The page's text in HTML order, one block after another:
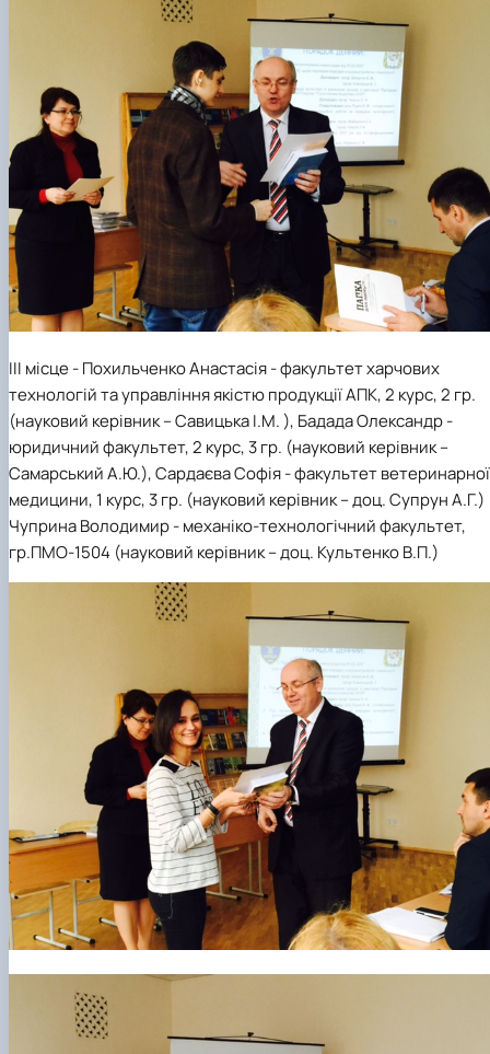
ІІІ місце - Похильченко Анастасія - факультет харчових
технологій та управління якістю продукції АПК, 2 курс, 2 гр.
(науковий керівник – Савицька І.М. ), Бадада Олександр -
юридичний факультет, 2 курс, 3 гр. (науковий керівник –
Самарський А.Ю.), Сардаєва Софія - факультет ветеринарної
медицини, 1 курс, 3 гр. (науковий керівник – доц. Супрун А.Г.)
Чуприна Володимир - механіко-технологічний факультет,
гр.ПМО-1504 (науковий керівник – доц. Культенко В.П.)